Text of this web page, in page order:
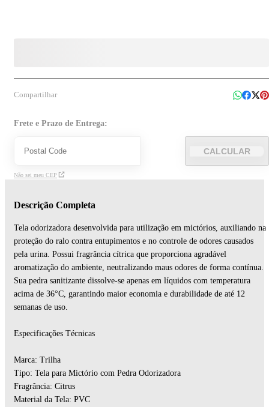
Compartilhar
Frete e Prazo de Entrega:
CALCULAR
Não sei meu CEP
Descrição Completa
Tela odorizadora desenvolvida para utilização em mictórios, auxiliando na
proteção do ralo contra entupimentos e no controle de odores causados
pela urina. Possui fragrância cítrica que proporciona agradável
aromatização do ambiente, neutralizando maus odores de forma contínua.
Sua pedra sanitizante dissolve-se apenas em líquidos com temperatura
acima de 36°C, garantindo maior economia e durabilidade de até 12
semanas de uso.
Especificações Técnicas
Marca: Trilha
Tipo: Tela para Mictório com Pedra Odorizadora
Fragrância: Citrus
Material da Tela: PVC